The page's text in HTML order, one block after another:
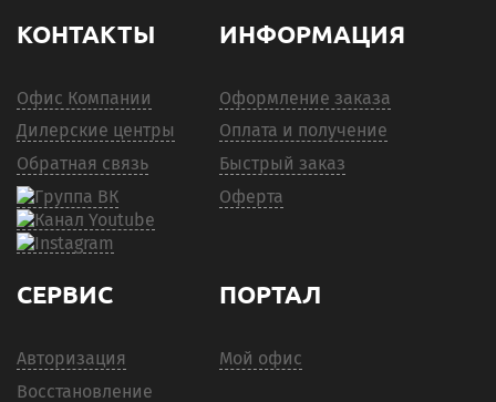
КОНТАКТЫ
Офис Компании
Дилерские центры
Обратная связь
ИНФОРМАЦИЯ
Оформление заказа
Оплата и получение
Быстрый заказ
Оферта
СЕРВИС
Авторизация
Восстановление
ПОРТАЛ
Мой офис